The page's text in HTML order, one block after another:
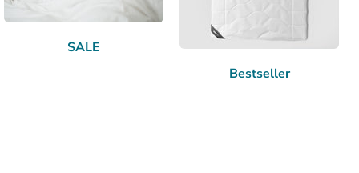
SALE
Bestseller